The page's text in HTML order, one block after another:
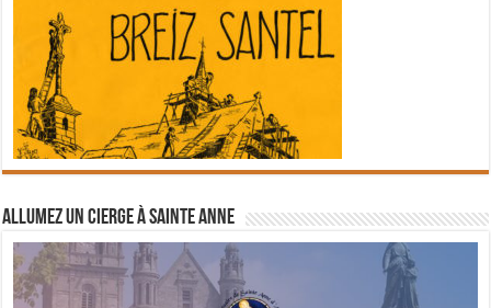
Allumez un cierge à Sainte Anne